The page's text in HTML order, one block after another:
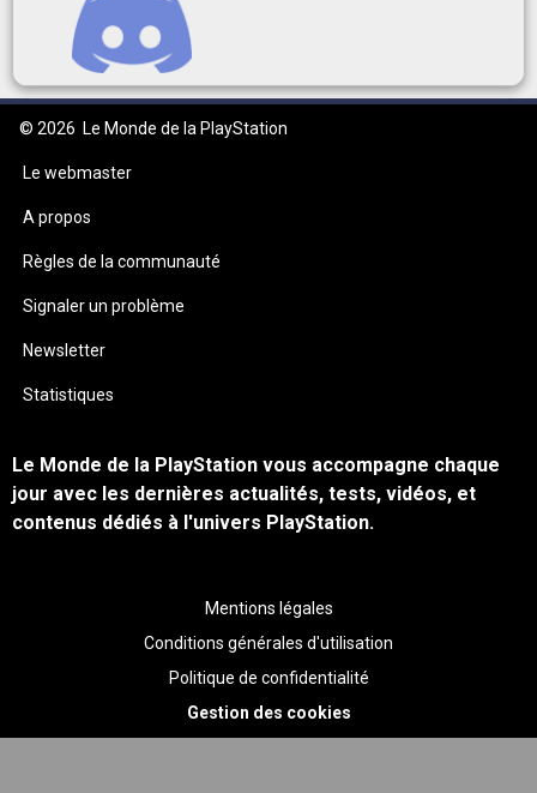
© 2026 Le Monde de la PlayStation
Le webmaster
A propos
Règles de la communauté
Signaler un problème
Newsletter
Statistiques
Le Monde de la PlayStation vous accompagne chaque
jour avec les dernières actualités, tests, vidéos, et
contenus dédiés à l'univers PlayStation.
Mentions légales
Conditions générales d'utilisation
Politique de confidentialité
Gestion des cookies